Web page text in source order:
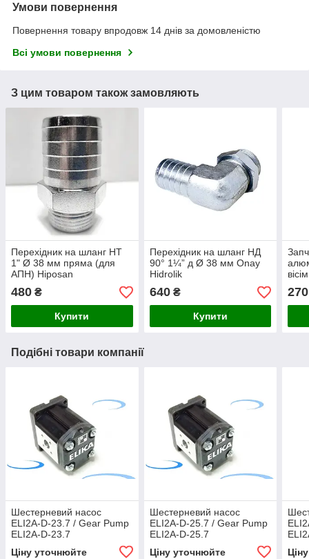
Умови повернення
Повернення товару впродовж 14 днів за домовленістю
Всі умови повернення
З цим товаром також замовляють
Перехідник на шланг НТ
1" Ø 38 мм пряма (для
АПН) Hiposan
480 ₴
Купити
Перехідник на шланг НД
90° 1¼” д Ø 38 мм Onay
Hidrolik
640₴
Купити
270
Подібні товари компанії
Шестерневий насос
ELI2A-D-23.7 / Gear Pump
ELI2A-D-23.7
Ціну уточнюйте
Шестерневий насос
ELI2A-D-25.7 / Gear Pump
ELI2A-D-25.7
Ціну уточнюйте